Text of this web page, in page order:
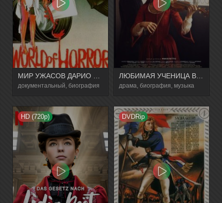
документальный, биография драма, биография, музыка
HD (720p) DVDRip